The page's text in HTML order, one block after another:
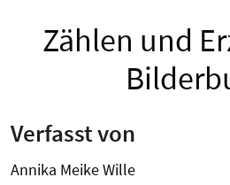
Zählen und
Verfasst von
Annika Meike Wille